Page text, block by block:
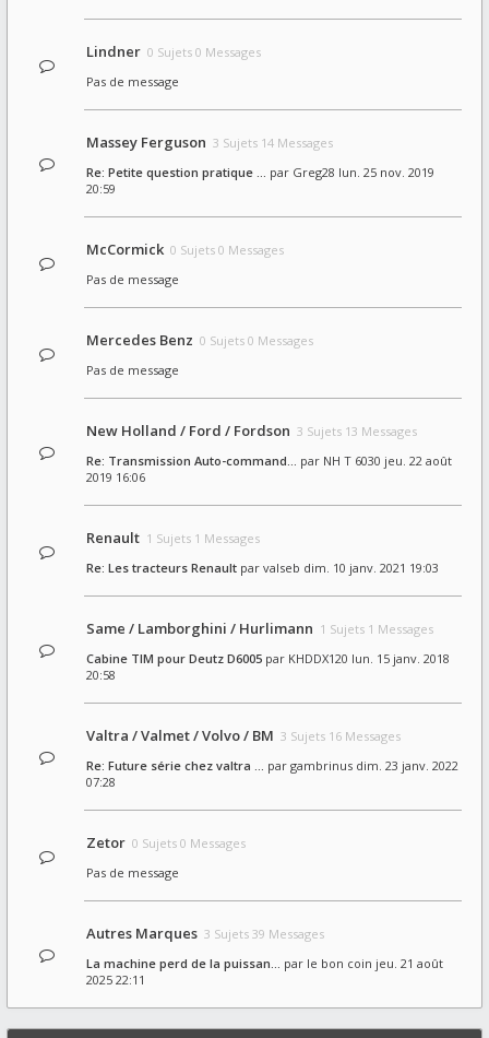
Lindner 0 Sujets 0 Messages
Pas de message
Massey Ferguson 3 Sujets 14 Messages
Re: Petite question pratique … par Greg28 lun. 25 nov. 2019
20:59
McCormick 0 Sujets 0 Messages
Pas de message
Mercedes Benz 0 Sujets 0 Messages
Pas de message
New Holland / Ford / Fordson 3 Sujets 13 Messages
Re: Transmission Auto-command… par NH T 6030 jeu. 22 août
2019 16:06
Renault 1 Sujets 1 Messages
Re: Les tracteurs Renault par valseb dim. 10 janv. 2021 19:03
Same / Lamborghini / Hurlimann 1 Sujets 1 Messages
Cabine TIM pour Deutz D6005 par KHDDX120 lun. 15 janv. 2018
20:58
Valtra / Valmet / Volvo / BM 3 Sujets 16 Messages
Re: Future série chez valtra … par gambrinus dim. 23 janv. 2022
07:28
Zetor 0 Sujets 0 Messages
Pas de message
Autres Marques 3 Sujets 39 Messages
La machine perd de la puissan… par le bon coin jeu. 21 août
2025 22:11